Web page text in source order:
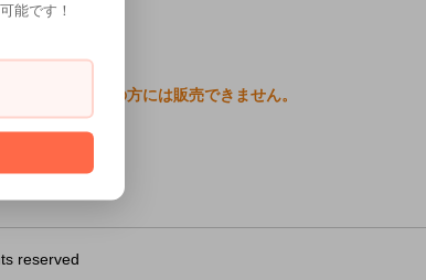
は18歳未満の方には販売できません。
reserved
能です！